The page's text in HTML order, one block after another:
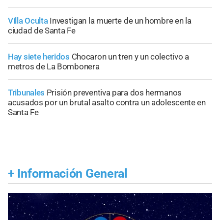
Villa Oculta Investigan la muerte de un hombre en la
ciudad de Santa Fe
Hay siete heridos Chocaron un tren y un colectivo a
metros de La Bombonera
Tribunales Prisión preventiva para dos hermanos
acusados por un brutal asalto contra un adolescente en
Santa Fe
+ Información General